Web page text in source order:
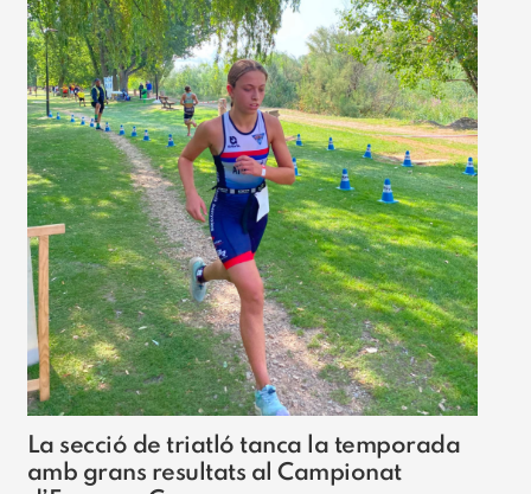
La secció de triatló tanca la temporada
amb grans resultats al Campionat